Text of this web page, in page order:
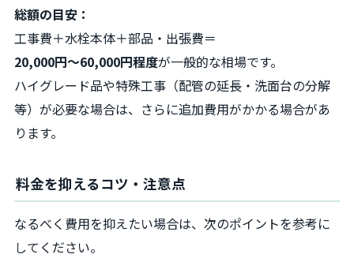
総額の目安：
工事費＋水栓本体＋部品・出張費＝
20,000円～60,000円程度が一般的な相場です。
ハイグレード品や特殊工事（配管の延長・洗面台の分解
等）が必要な場合は、さらに追加費用がかかる場合があ
ります。
料金を抑えるコツ・注意点
なるべく費用を抑えたい場合は、次のポイントを参考に
してください。